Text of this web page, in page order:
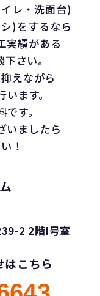
レ・洗面台)
)をするなら
実績がある
さい。
えながら
ます。
す。
いましたら
！
2 2階I号室
はこちら